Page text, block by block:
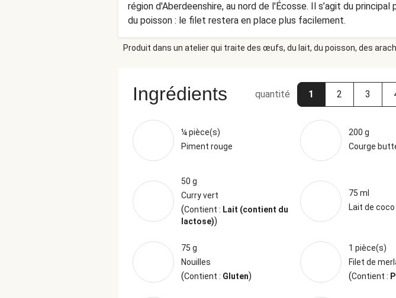
région d'Aberdeenshire, au nord de l'Écosse. Il s’agit du
du poisson : le filet restera en place plus facilement.
Produit dans un atelier qui traite des œufs, du lait, du poisson, des
Ingrédients quantité 1 2 3
¼ pièce(s)
Piment rouge
200 g
Courge
50 g
Curry vert
(Contient : Lait (contient du
lactose))
75 ml
Lait de coco
75 g
Nouilles
(Contient : Gluten)
1 pièce(s)
Filet de
(Contient :